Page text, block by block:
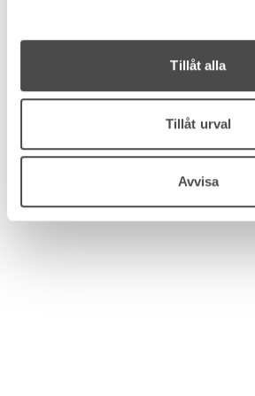
Tillåt alla
Tillåt urval
Avvisa